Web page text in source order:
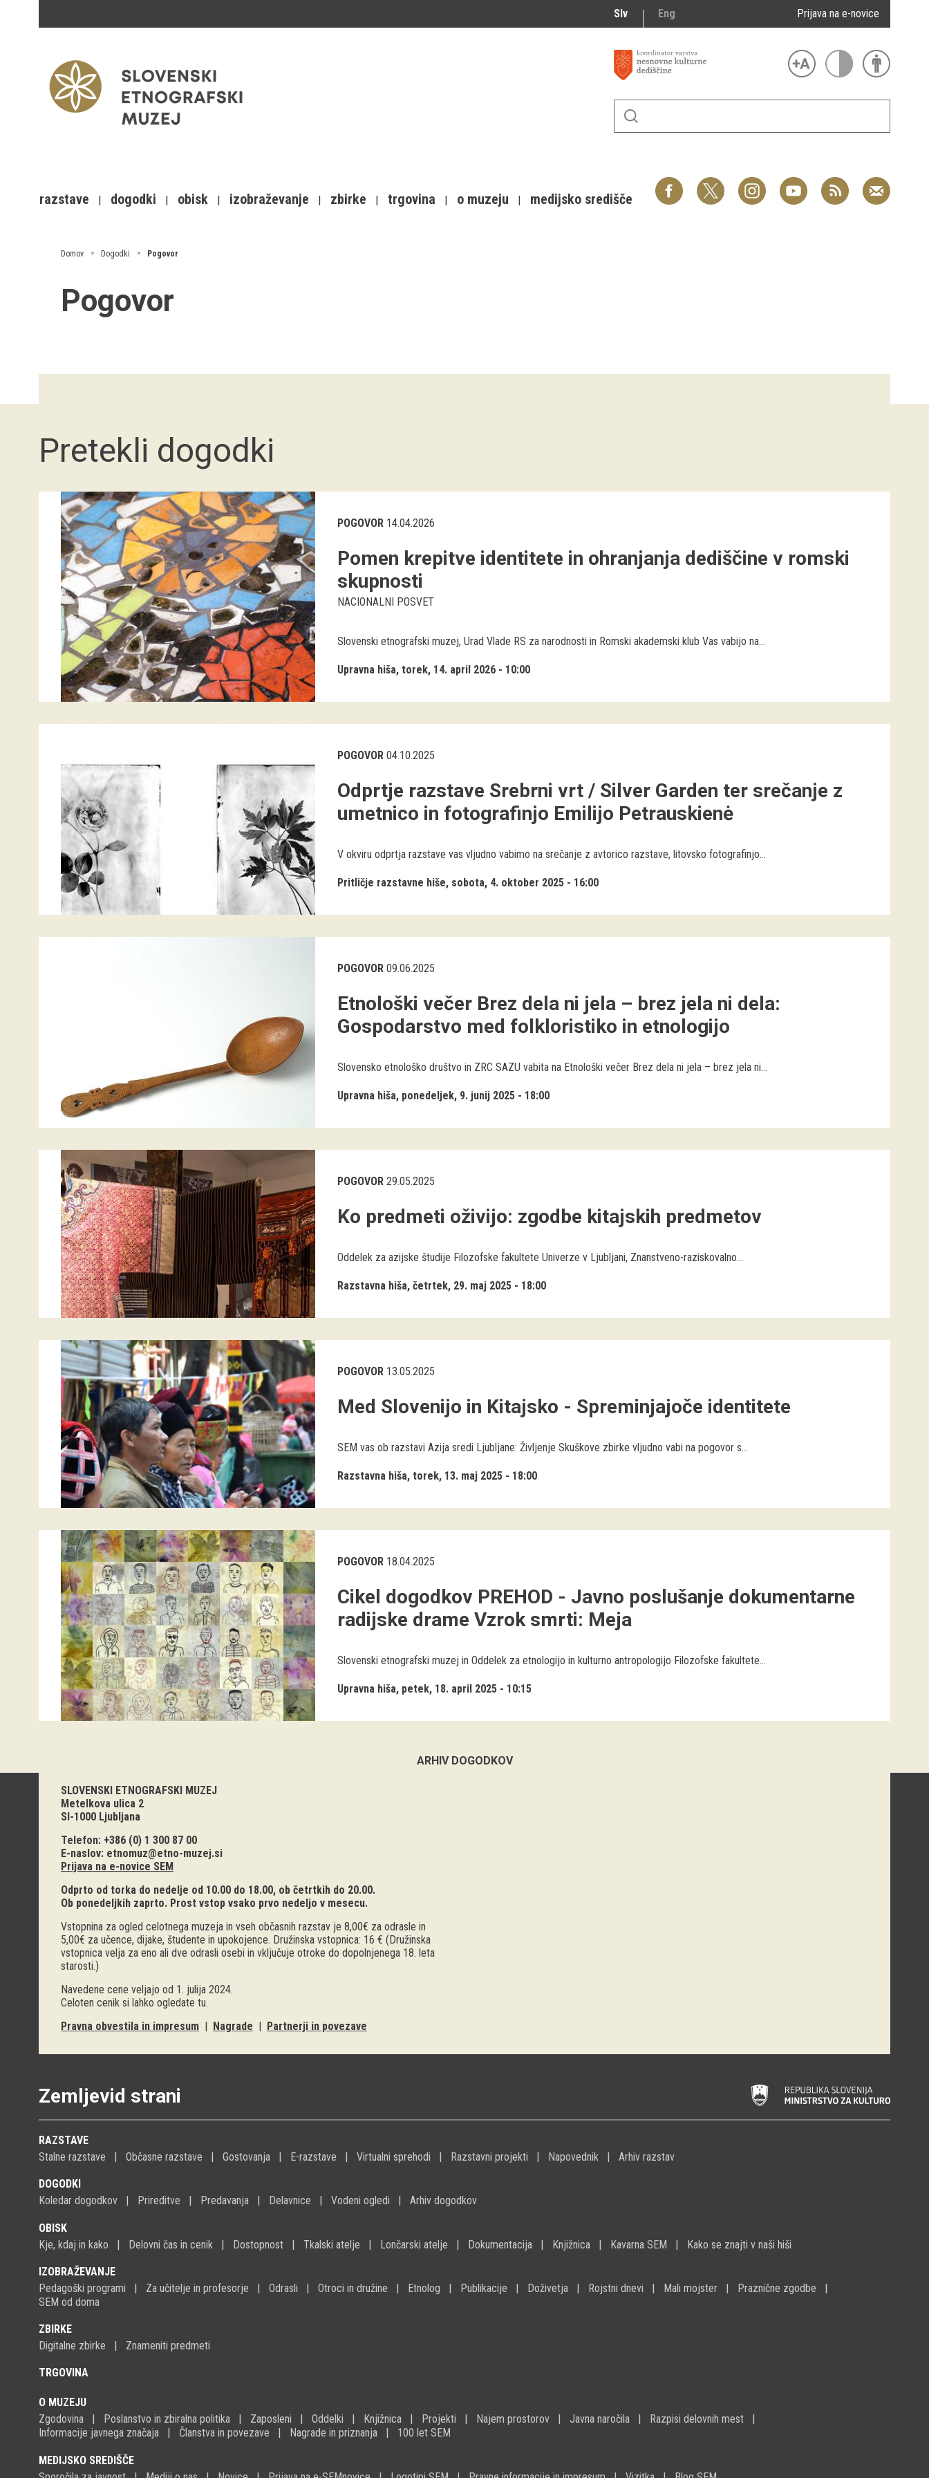
Slv Eng Prijava na e-novice
razstave dogodki obisk izobraževanje zbirke trgovina o muzeju medijsko središče
Domov Dogodki Pogovor
Pogovor
Pretekli dogodki
POGOVOR 14.04.2026
Pomen krepitve identitete in ohranjanja dediščine v romski
skupnosti
NACIONALNI POSVET
Slovenski etnografski muzej, Urad Vlade RS za narodnosti in Romski akademski klub Vas vabijo na...
Upravna hiša torek, 14. april 2026 - 10:00
POGOVOR 04.10.2025
Odprtje razstave Srebrni vrt / Silver Garden ter srečanje z
umetnico in fotografinjo Emilijo Petrauskienė
V okviru odprtja razstave vas vljudno vabimo na srečanje z avtorico razstave, litovsko fotografinjo...
Pritličje razstavne hiše sobota, 4. oktober 2025 - 16:00
POGOVOR 09.06.2025
Etnološki večer Brez dela ni jela – brez jela ni dela:
Gospodarstvo med folkloristiko in etnologijo
Slovensko etnološko društvo in ZRC SAZU vabita na Etnološki večer Brez dela ni jela – brez jela ni...
Upravna hiša ponedeljek, 9. junij 2025 - 18:00
POGOVOR 29.05.2025
Ko predmeti oživijo: zgodbe kitajskih predmetov
Oddelek za azijske študije Filozofske fakultete Univerze v Ljubljani, Znanstveno-raziskovalno...
Razstavna hiša četrtek, 29. maj 2025 - 18:00
POGOVOR 13.05.2025
Med Slovenijo in Kitajsko - Spreminjajoče identitete
SEM vas ob razstavi Azija sredi Ljubljane: Življenje Skuškove zbirke vljudno vabi na pogovor s...
Razstavna hiša torek, 13. maj 2025 - 18:00
POGOVOR 18.04.2025
Cikel dogodkov PREHOD - Javno poslušanje dokumentarne
radijske drame Vzrok smrti: Meja
Slovenski etnografski muzej in Oddelek za etnologijo in kulturno antropologijo Filozofske fakultete...
Upravna hiša petek, 18. april 2025 - 10:15
ARHIV DOGODKOV
SLOVENSKI ETNOGRAFSKI MUZEJ
Metelkova ulica 2
SI-1000 Ljubljana
Telefon: +386 (0) 1 300 87 00
E-naslov: etnomuz@etno-muzej.si
Prijava na e-novice SEM
Odprto od torka do nedelje od 10.00 do 18.00, ob četrtkih do 20.00.
Ob ponedeljkih zaprto. Prost vstop vsako prvo nedeljo v mesecu.
Vstopnina za ogled celotnega muzeja in vseh občasnih razstav je 8,00€ za odrasle in
5,00€ za učence, dijake, študente in upokojence. Družinska vstopnica: 16 € (Družinska
vstopnica velja za eno ali dve odrasli osebi in vključuje otroke do dopolnjenega 18. leta
starosti.)
Navedene cene veljajo od 1. julija 2024.
Celoten cenik si lahko ogledate tu.
Pravna obvestila in impresum | Nagrade | Partnerji in povezave
Zemljevid strani
RAZSTAVE
Stalne razstave
Občasne razstave Gostovanja E-razstave Virtualni sprehodi Razstavni projekti Napovednik Arhiv razstav
DOGODKI
Koledar dogodkov
Prireditve Predavanja Delavnice Vodeni ogledi Arhiv dogodkov
OBISK
Kje, kdaj in kako
Delovni čas in cenik Dostopnost Tkalski atelje Lončarski atelje Dokumentacija Knjižnica Kavarna SEM Kako se znajti v naši hiši
IZOBRAŽEVANJE
Pedagoški programi
Za učitelje in profesorje Odrasli Otroci in družine Etnolog Publikacije Doživetja Rojstni dnevi Mali mojster
Praznične zgodbe
SEM od doma
ZBIRKE
Digitalne zbirke
Znameniti predmeti
TRGOVINA
O MUZEJU
Zgodovina
Poslanstvo in zbiralna politika Zaposleni Oddelki Knjižnica Projekti Najem prostorov Javna naročila
Razpisi delovnih mest
Informacije javnega značaja
Članstva in povezave Nagrade in priznanja 100 let SEM
MEDIJSKO SREDIŠČE